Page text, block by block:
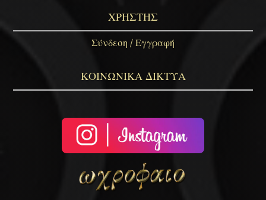
ΧΡΗΣΤΗΣ
Σύνδεση / Εγγραφή
ΚΟΙΝΩΝΙΚΑ ΔΙΚΤΥΑ